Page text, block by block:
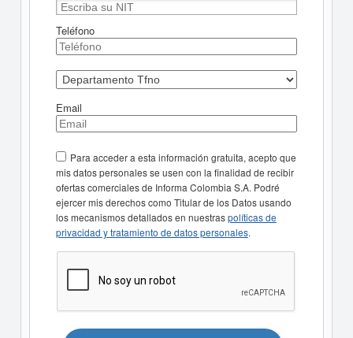
Teléfono
Email
Para acceder a esta información gratuita, acepto que
mis datos personales se usen con la finalidad de recibir
ofertas comerciales de Informa Colombia S.A. Podré
ejercer mis derechos como Titular de los Datos usando
los mecanismos detallados en nuestraspolíticas de
privacidad y tratamiento de datos personales.